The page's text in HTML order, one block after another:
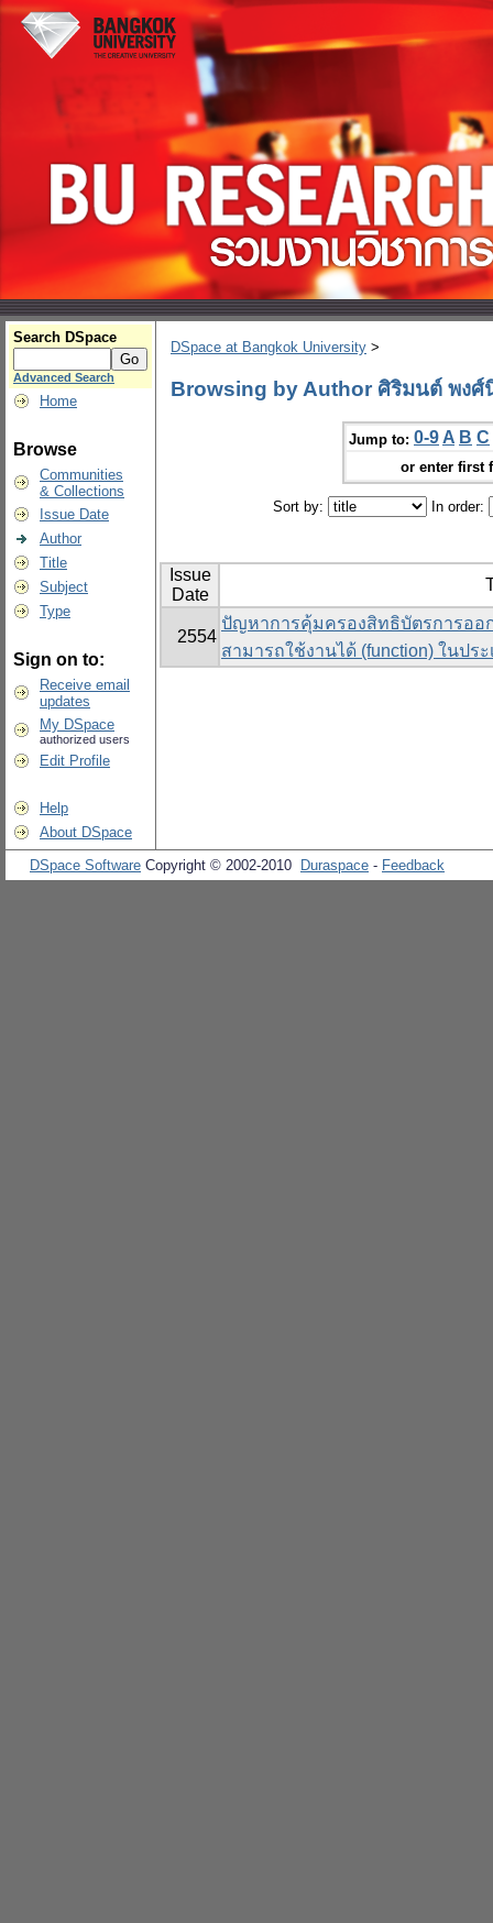
Search DSpace
Advanced Search
Home
Browse
Communities
& Collections
Issue Date
Author
Title
Subject
Type
Sign on to:
Receive email
updates
My DSpace
authorized users
Edit Profile
Help
About DSpace
DSpace at Bangkok University >
Browsing by Author ศิริมนต์ พงศ์
Jump to: 0-9 A B C
or enter first
Sort by: In order:
Issue
Date
2554
ปัญหาการคุ้มครองสิทธิบัตรการอ
สามารถใช้งานได้ (function) ในประ
DSpace Software Copyright © 2002-2010 Duraspace - Feedback